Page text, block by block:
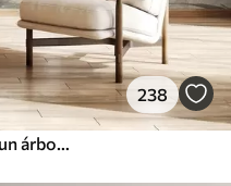
238
Paisaje vintage texturizado con un árbol cerca de un río y un cielo nublado, arte de la naturaleza en tonos sepia